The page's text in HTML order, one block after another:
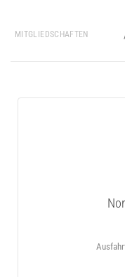
MITGLIEDSCHAFTEN